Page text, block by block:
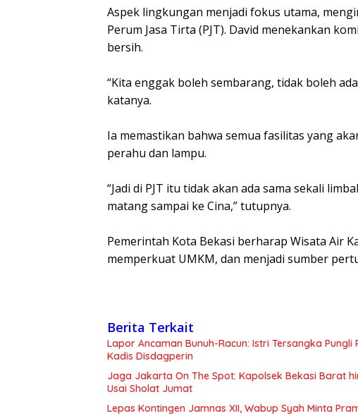
‎Aspek lingkungan menjadi fokus utama,
Perum Jasa Tirta (PJT). David menekankan
bersih.
‎“Kita enggak boleh sembarang, tidak boleh
katanya.
‎Ia memastikan bahwa semua fasilitas yang
perahu dan lampu.
‎“Jadi di PJT itu tidak akan ada sama sekali
matang sampai ke Cina,” tutupnya.
‎Pemerintah Kota Bekasi berharap Wisata Air
memperkuat UMKM, dan menjadi sumber
Berita Terkait
Lapor Ancaman Bunuh-Racun: Istri Tersangka
Kadis Disdagperin
Jaga Jakarta On The Spot: Kapolsek Bekasi Barat
Usai Sholat Jumat
Lepas Kontingen Jamnas XII, Wabup Syah Minta